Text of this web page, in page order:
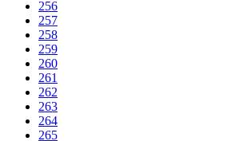
256
257
258
259
260
261
262
263
264
265